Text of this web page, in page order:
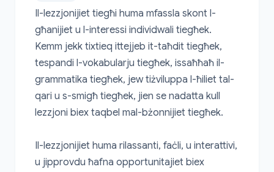
Il-lezzjonijiet tiegħi huma mfassla skont l-
għanijiet u l-interessi individwali tiegħek.
Kemm jekk tixtieq ittejjeb it-taħdit tiegħek,
tespandi l-vokabularju tiegħek, issaħħaħ il-
grammatika tiegħek, jew tiżviluppa l-ħiliet tal-
qari u s-smigħ tiegħek, jien se nadatta kull
lezzjoni biex taqbel mal-bżonnijiet tiegħek.
Il-lezzjonijiet huma rilassanti, faċli, u interattivi,
u jipprovdu ħafna opportunitajiet biex